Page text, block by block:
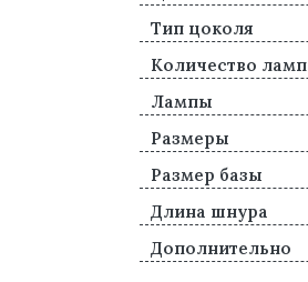
Тип цоколя
Количество ламп
Лампы
Размеры
Размер базы
Длина шнура
Дополнительно